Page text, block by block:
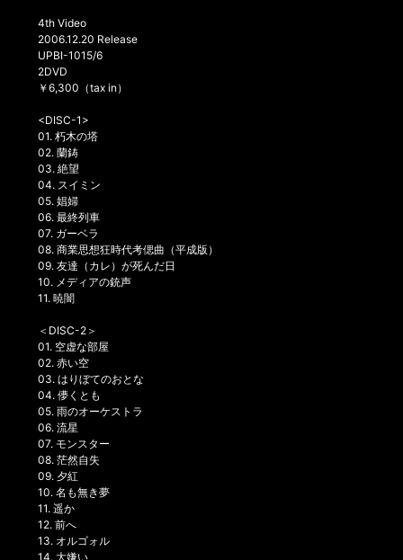
4th Video
2006.12.20 Release
UPBI-1015/6
2DVD
￥6,300（tax in）
<DISC-1>
01. 朽木の塔
02. 蘭鋳
03. 絶望
04. スイミン
05. 娼婦
06. 最終列車
07. ガーベラ
08. 商業思想狂時代考偲曲（平成版）
09. 友達（カレ）が死んだ日
10. メディアの銃声
11. 暁闇
＜DISC-2＞
01. 空虚な部屋
02. 赤い空
03. はりぼてのおとな
04. 儚くとも
05. 雨のオーケストラ
06. 流星
07. モンスター
08. 茫然自失
09. 夕紅
10. 名も無き夢
11. 遥か
12. 前へ
13. オルゴォル
14. 大嫌い